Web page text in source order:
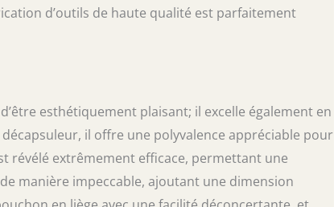
d’outils de haute qualité est parfaitement
esthétiquement plaisant; il excelle également en
il offre une polyvalence appréciable pour
révélé extrêmement efficace, permettant une
manière impeccable, ajoutant une dimension